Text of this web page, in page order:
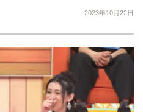
2023年10月22日